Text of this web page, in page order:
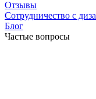
Отзывы
Сотрудничество с
Блог
Частые вопросы